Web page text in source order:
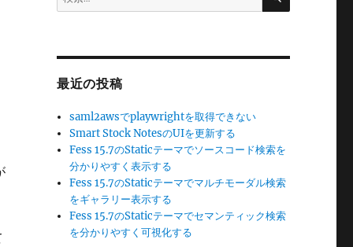
索:
最近の投稿
saml2awsでplaywrightを取得できない
Smart Stock NotesのUIを更新する
Fess 15.7のStaticテーマでソースコード検索を
分かりやすく表示する
Fess 15.7のStaticテーマでマルチモーダル検索
をギャラリー表示する
Fess 15.7のStaticテーマでセマンティック検索
を分かりやすく可視化する